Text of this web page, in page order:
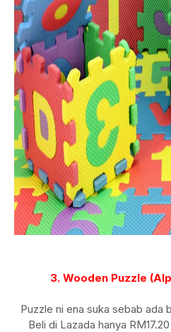
3. Wooden Puzzle
Puzzle ni ena suka sebab ada
Beli di Lazada hanya